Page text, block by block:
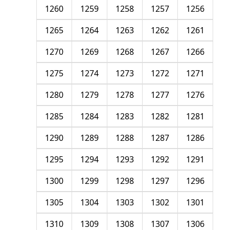
1256
1257
1258
1259
1260
1261
1262
1263
1264
1265
1266
1267
1268
1269
1270
1271
1272
1273
1274
1275
1276
1277
1278
1279
1280
1281
1282
1283
1284
1285
1286
1287
1288
1289
1290
1291
1292
1293
1294
1295
1296
1297
1298
1299
1300
1301
1302
1303
1304
1305
1306
1307
1308
1309
1310